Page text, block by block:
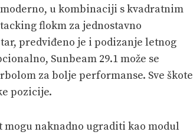
u kombinaciji s kvadratnim
flokm za jednostavno
predviđeno je i podizanje letnog
Sunbeam 29.1 može se
za bolje performanse. Sve škote
pozicije.
naknadno ugraditi kao modul